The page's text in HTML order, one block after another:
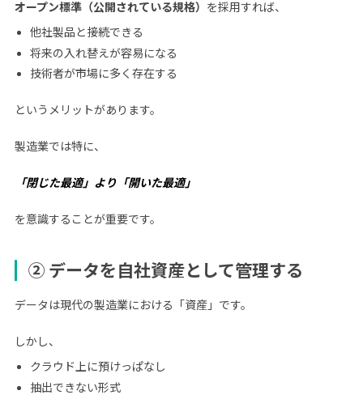
オープン標準（公開されている規格） を採用すれば、
他社製品と接続できる
将来の入れ替えが容易になる
技術者が市場に多く存在する
というメリットがあります。
製造業では特に、
「閉じた最適」より「開いた最適」
を意識することが重要です。
② データを自社資産として管理する
データは現代の製造業における「資産」です。
しかし、
クラウド上に預けっぱなし
抽出できない形式